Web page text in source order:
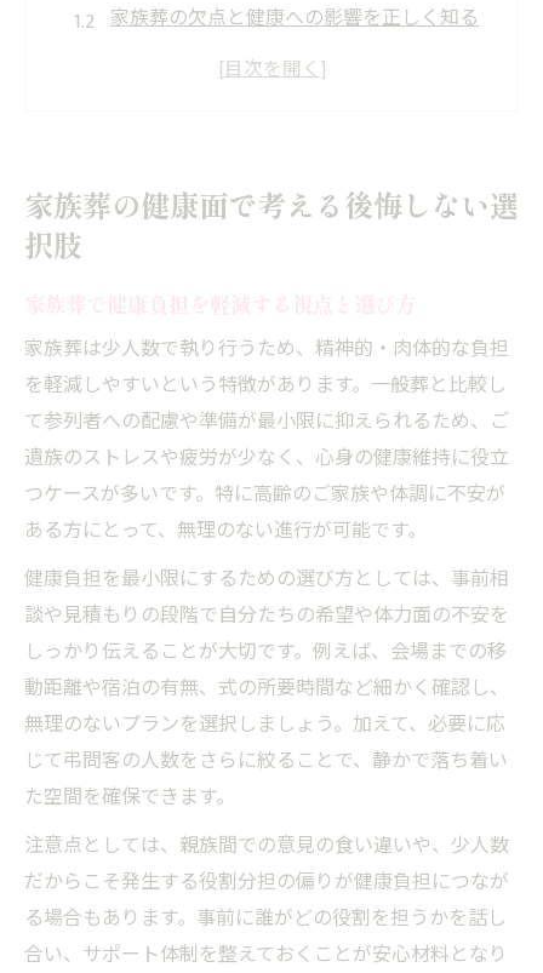
家族葬の欠点と健康への影響を正しく知る
後悔しない家族葬選択のための心構え
心身の負担軽減に役立つ家族葬活用法
家族葬で心身のストレスを和らげる実践法
家族葬で負担を減らす親族間コミュニケー
ション術
健康面を考慮した家族葬の進め方と注意点
家族葬がもたらす健康影響と回避策
家族葬による健康リスクとその回避方法
家族葬で悲嘆ケアを重視する理由と対策
家族葬後の健康悪化を防ぐための工夫
家族葬選択時の心の安定を保つ実践術
健康面の長期的影響を避ける家族葬の配慮
ストレスを抑える家族葬準備のコツを解説
家族葬準備でストレス軽減を実現する手順
事前相談でトラブル回避と心身安定を目指
す
家族葬での親族調整がストレスに与える影
響
健康意識を高めた家族葬準備の実践ポイン
家族葬の健康面で考える後悔しない選
択肢
家族葬は少人数で執り行うため、精神的・肉体的な負担
を軽減しやすいという特徴があります。一般葬と比較し
て参列者への配慮や準備が最小限に抑えられるため、ご
遺族のストレスや疲労が少なく、心身の健康維持に役立
つケースが多いです。特に高齢のご家族や体調に不安が
ある方にとって、無理のない進行が可能です。
健康負担を最小限にするための選び方としては、事前相
談や見積もりの段階で自分たちの希望や体力面の不安を
しっかり伝えることが大切です。例えば、会場までの移
動距離や宿泊の有無、式の所要時間など細かく確認し、
無理のないプランを選択しましょう。加えて、必要に応
じて弔問客の人数をさらに絞ることで、静かで落ち着い
た空間を確保できます。
注意点としては、親族間での意見の食い違いや、少人数
だからこそ発生する役割分担の偏りが健康負担につなが
る場合もあります。事前に誰がどの役割を担うかを話し
合い、サポート体制を整えておくことが安心材料となり